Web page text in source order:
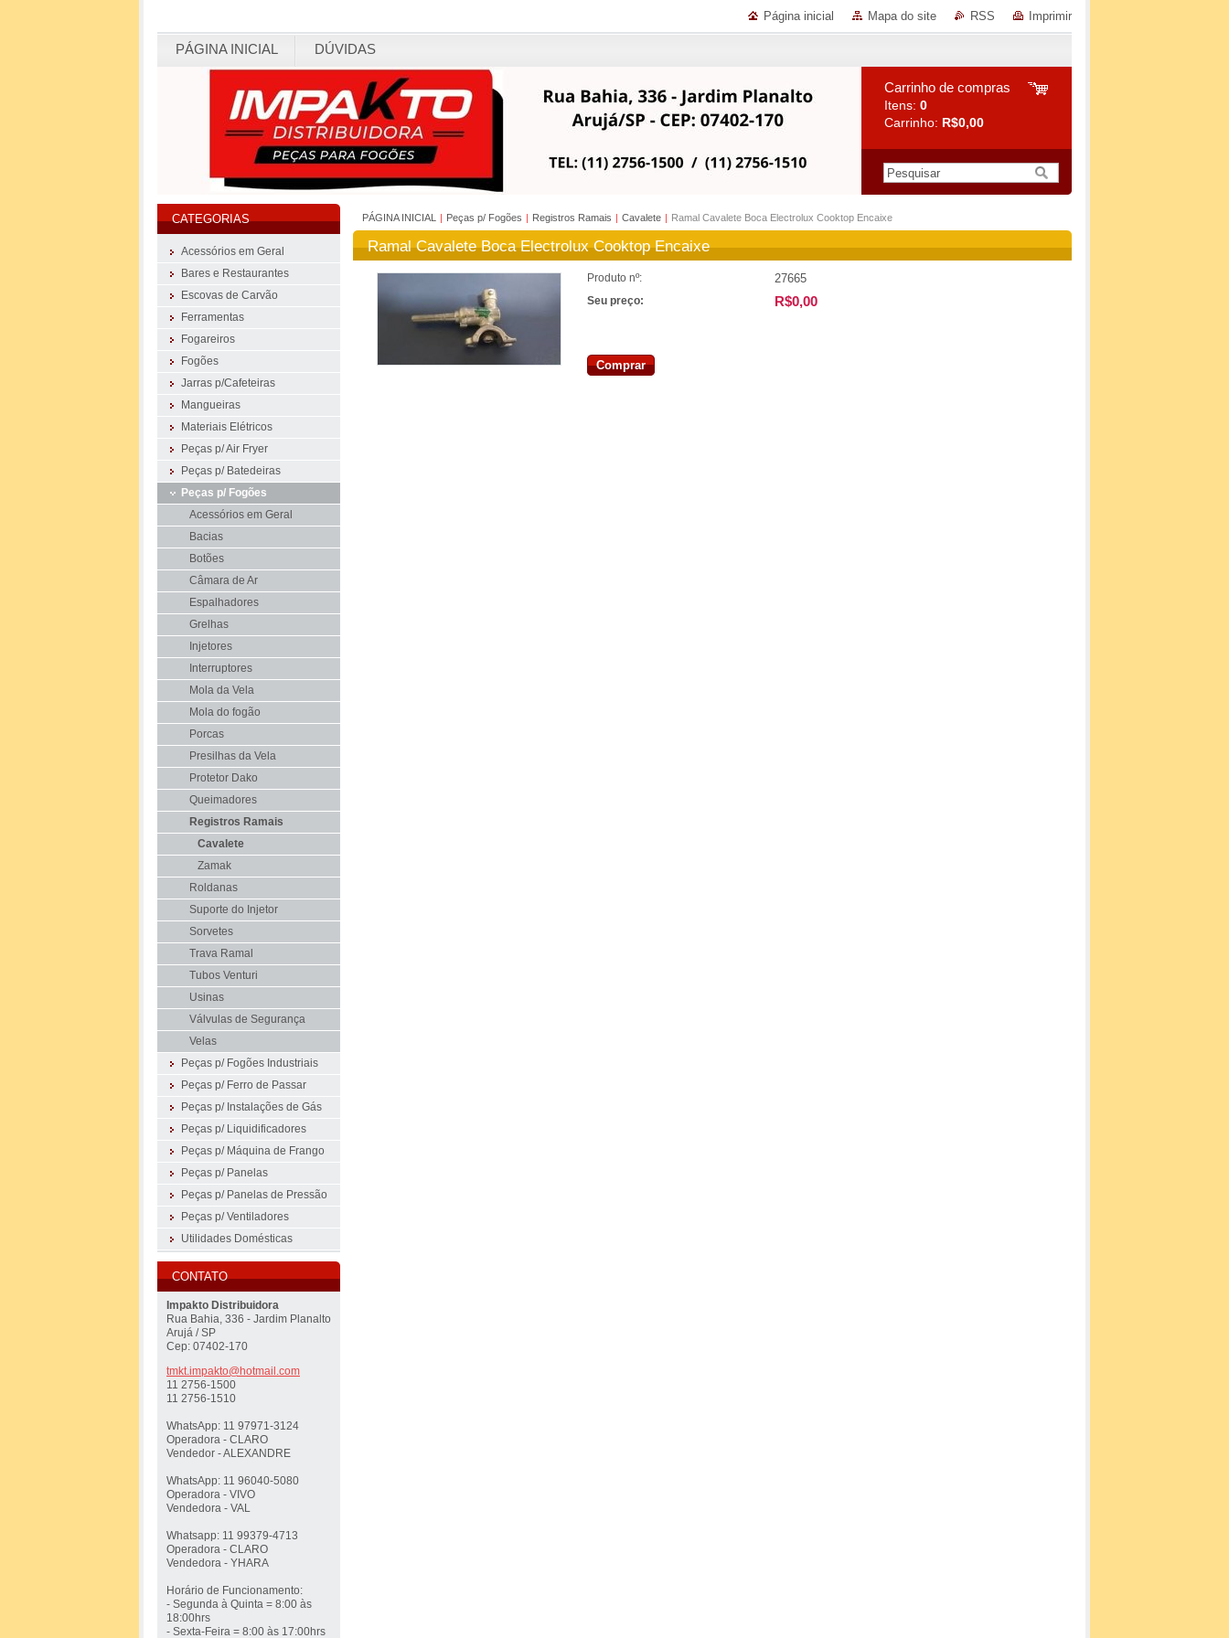
Página inicial Mapa do site RSS Imprimir
PÁGINA INICIAL DÚVIDAS
Carrinho de compras
Itens: 0
Carrinho: R$0,00
PÁGINA INICIAL | Peças p/ Fogões | Registros Ramais | Cavalete | Ramal Cavalete Boca Electrolux Cooktop Encaixe
Ramal Cavalete Boca Electrolux Cooktop Encaixe
Produto nº: 27665
Seu preço: R$0,00
Comprar
CATEGORIAS
Acessórios em Geral
Bares e Restaurantes
Escovas de Carvão
Ferramentas
Fogareiros
Fogões
Jarras p/Cafeteiras
Mangueiras
Materiais Elétricos
Peças p/ Air Fryer
Peças p/ Batedeiras
Peças p/ Fogões
Acessórios em Geral
Bacias
Botões
Câmara de Ar
Espalhadores
Grelhas
Injetores
Interruptores
Mola da Vela
Mola do fogão
Porcas
Presilhas da Vela
Protetor Dako
Queimadores
Registros Ramais
Cavalete
Zamak
Roldanas
Suporte do Injetor
Sorvetes
Trava Ramal
Tubos Venturi
Usinas
Válvulas de Segurança
Velas
Peças p/ Fogões Industriais
Peças p/ Ferro de Passar
Peças p/ Instalações de Gás
Peças p/ Liquidificadores
Peças p/ Máquina de Frango
Peças p/ Panelas
Peças p/ Panelas de Pressão
Peças p/ Ventiladores
Utilidades Domésticas
CONTATO
Impakto Distribuidora
Rua Bahia, 336 - Jardim Planalto
Arujá / SP
Cep: 07402-170
tmkt.impakto@hotmail.com
11 2756-1500
11 2756-1510
WhatsApp: 11 97971-3124
Operadora - CLARO
Vendedor - ALEXANDRE
WhatsApp: 11 96040-5080
Operadora - VIVO
Vendedora - VAL
Whatsapp: 11 99379-4713
Operadora - CLARO
Vendedora - YHARA
Horário de Funcionamento:
- Segunda à Quinta = 8:00 às
18:00hrs
- Sexta-Feira = 8:00 às 17:00hrs